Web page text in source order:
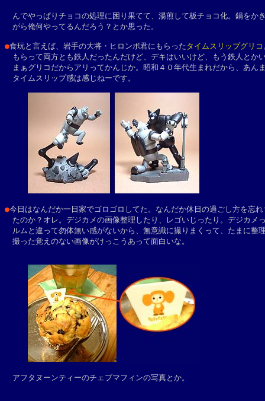
んでやっぱりチョコの処理に困り果てて、湯煎して板チョコ化。鍋をか
がら俺何やってるんだろう？とか思った。
●食玩と言えば、岩手の大将・ヒロンボ君にもらったタイムスリップグリコ
もらって両方とも鉄人だったんだけど、デキはいいけど、もう鉄人とか
まぁグリコだからアリってかんじか。昭和４０年代生まれだから、あん
タイムスリップ感は感じねーです。
●今日はなんだか一日家でゴロゴロしてた。なんだか休日の過ごし方を忘れ
たのか？オレ。デジカメの画像整理したり、レゴいじったり。デジカメ
ルムと違って勿体無い感がないから、無意識に撮りまくって、たまに整
撮った覚えのない画像がけっこうあって面白いな。
アフタヌーンティーのチェブマフィンの写真とか。